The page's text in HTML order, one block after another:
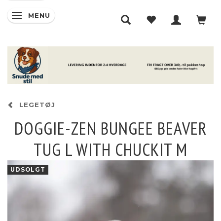
SKIFTE NAVIGATION
MENU
LEGETØJ
DOGGIE-ZEN BUNGEE BEAVER
TUG L WITH CHUCKIT M
UDSOLGT